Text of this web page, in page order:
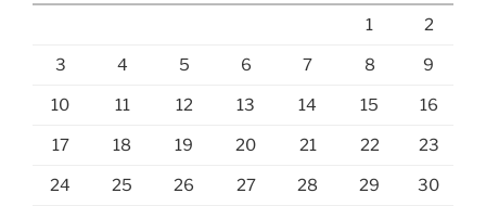
1 2
3 4 5 6 7 8 9
10 11 12 13 14 15 16
17 18 19 20 21 22 23
24 25 26 27 28 29 30